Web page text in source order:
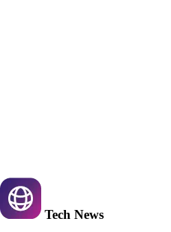
Tech News